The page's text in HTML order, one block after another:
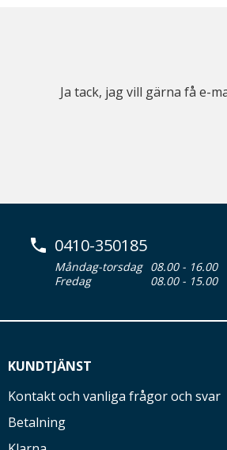
Ja tack, jag vill gärna få e-
0410-350185
Måndag-torsdag 08.00 - 16.00
Fredag
08.00 - 15.00
KUNDTJÄNST
Kontakt och vanliga frågor och svar
Betalning